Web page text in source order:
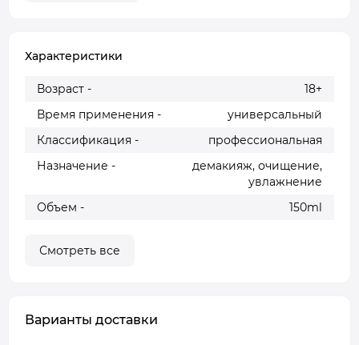
Характеристики
Возраст -
18+
Время применения -
универсальный
Классификация -
профессиональная
Назначение -
демакияж, очищение,
увлажнение
Объем -
150ml
Смотреть все
Варианты доставки